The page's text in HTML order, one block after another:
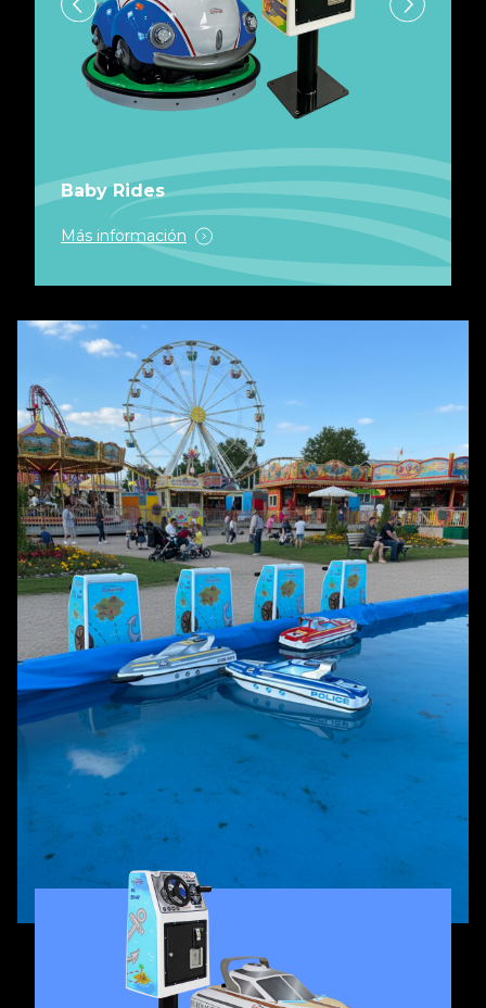
Baby Rides
Más información